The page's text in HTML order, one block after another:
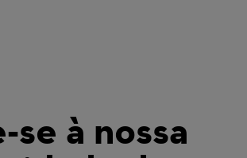
à nossa